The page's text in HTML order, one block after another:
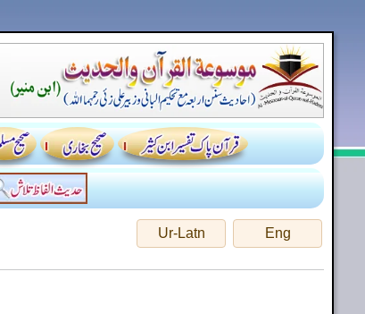
Eng
Ur-Latn